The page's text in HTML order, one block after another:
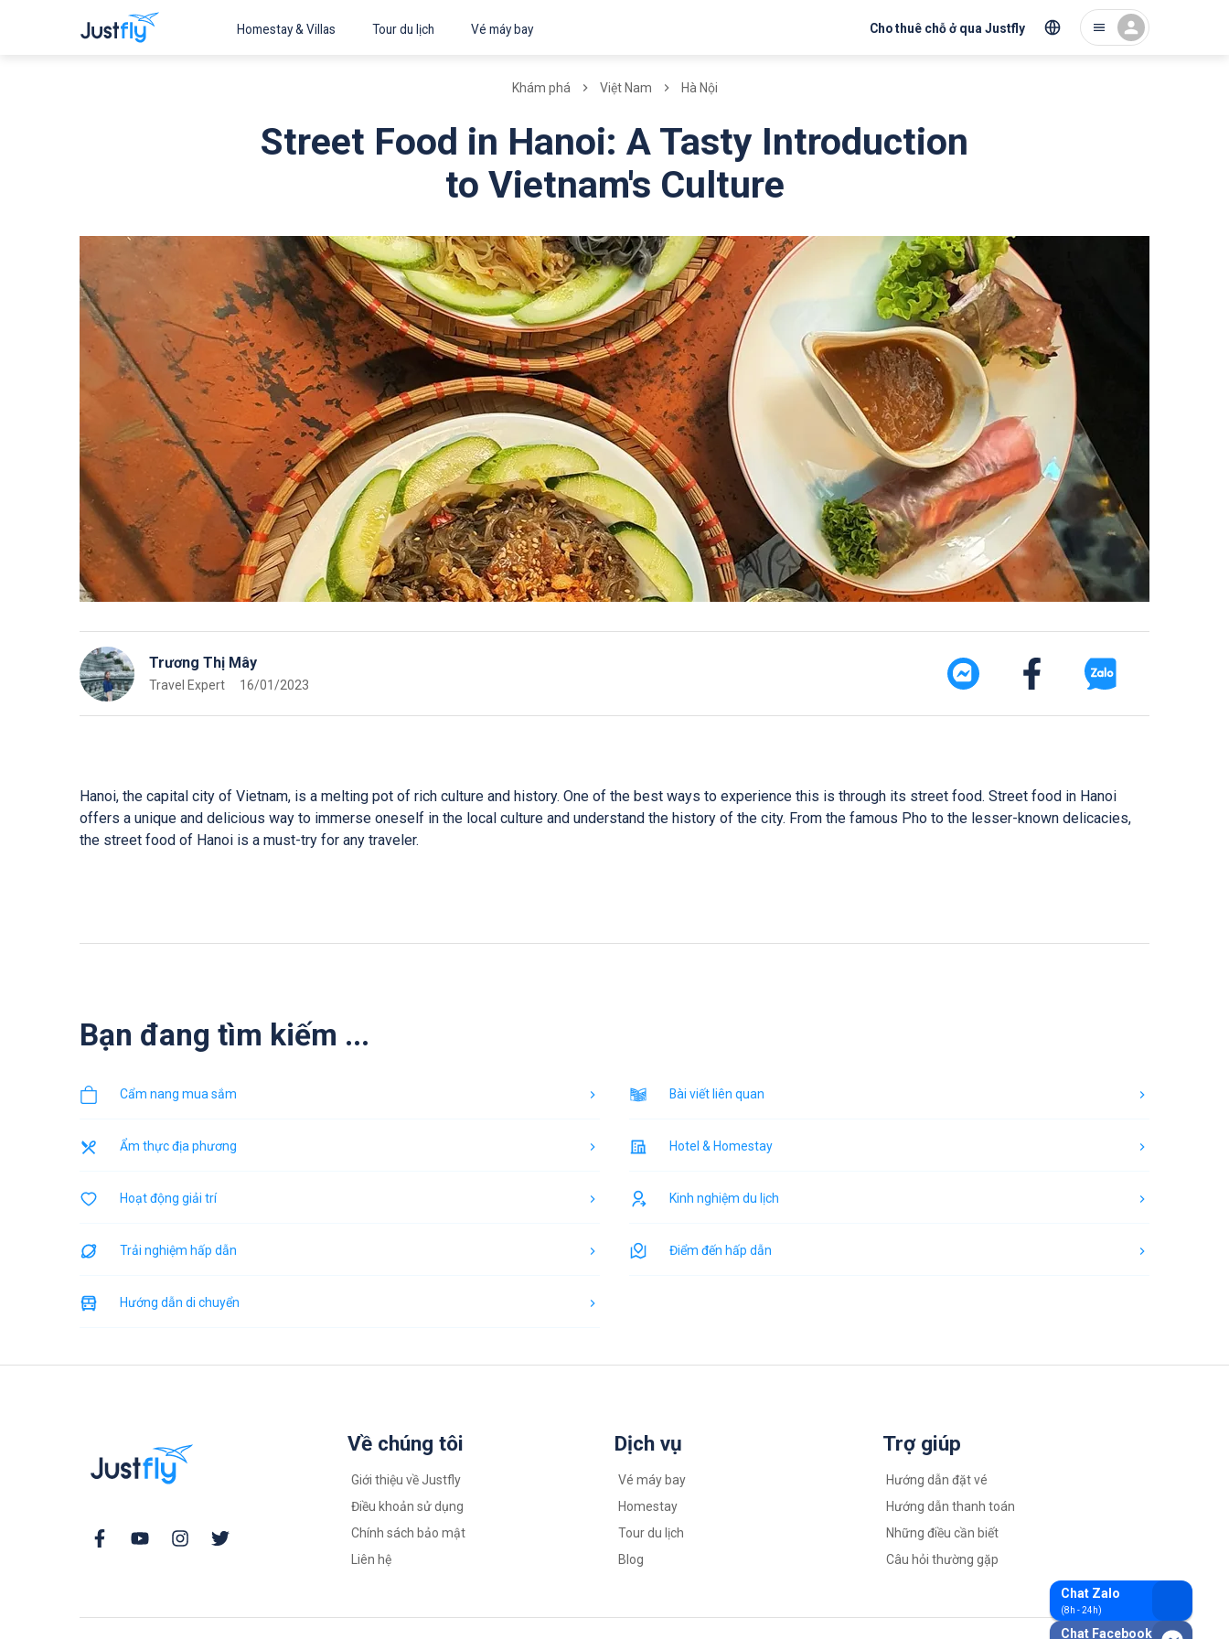
Homestay & Villas Tour du lịch Vé máy bay Cho thuê chỗ ở qua Justfly
Khám phá Việt Nam Hà Nội
Street Food in Hanoi: A Tasty Introduction
to Vietnam's Culture
Trương Thị Mây
Travel Expert 16/01/2023
Hanoi, the capital city of Vietnam, is a melting pot of rich culture and history. One of the best ways to experience this is through its street food. Street food in Hanoi
offers a unique and delicious way to immerse oneself in the local culture and understand the history of the city. From the famous Pho to the lesser-known delicacies,
the street food of Hanoi is a must-try for any traveler.
Bạn đang tìm kiếm ...
Cẩm nang mua sắm Bài viết liên quan
Ẩm thực địa phương Hotel & Homestay
Hoạt động giải trí Kinh nghiệm du lịch
Trải nghiệm hấp dẫn Điểm đến hấp dẫn
Hướng dẫn di chuyển
Về chúng tôi
Giới thiệu về Justfly
Điều khoản sử dụng
Chính sách bảo mật
Liên hệ
Dịch vụ
Vé máy bay
Homestay
Tour du lịch
Blog
Trợ giúp
Hướng dẫn đặt vé
Hướng dẫn thanh toán
Những điều cần biết
Câu hỏi thường gặp
Chat Zalo
(8h - 24h)
Chat Facebook